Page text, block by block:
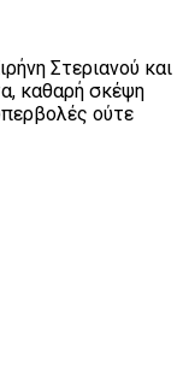
Στεριανού και
καθαρή σκέψη
ούτε